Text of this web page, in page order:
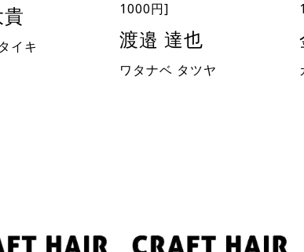
イキ
1000円]
渡邉 達也
ワタナベ タツヤ